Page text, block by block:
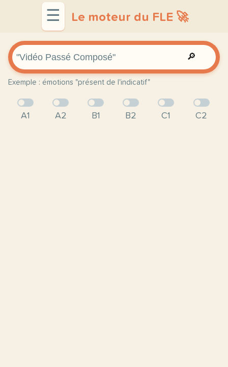
☰ Le moteur du FLE 🚀
🔎
Exemple : émotions "présent de l'indicatif"
A1 A2 B1 B2 C1 C2